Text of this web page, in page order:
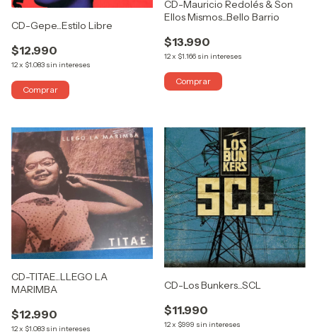
CD-Gepe...Estilo Libre
$12.990
12x $1.083 sin intereses
CD-Mauricio Redolés & Son
Ellos Mismos...Bello Barrio
$13.990
12x $1.166 sin intereses
CD-TITAE...LLEGO LA
MARIMBA
$12.990
12x $1.083 sin intereses
CD-Los Bunkers...SCL
$11.990
12x $999 sin intereses